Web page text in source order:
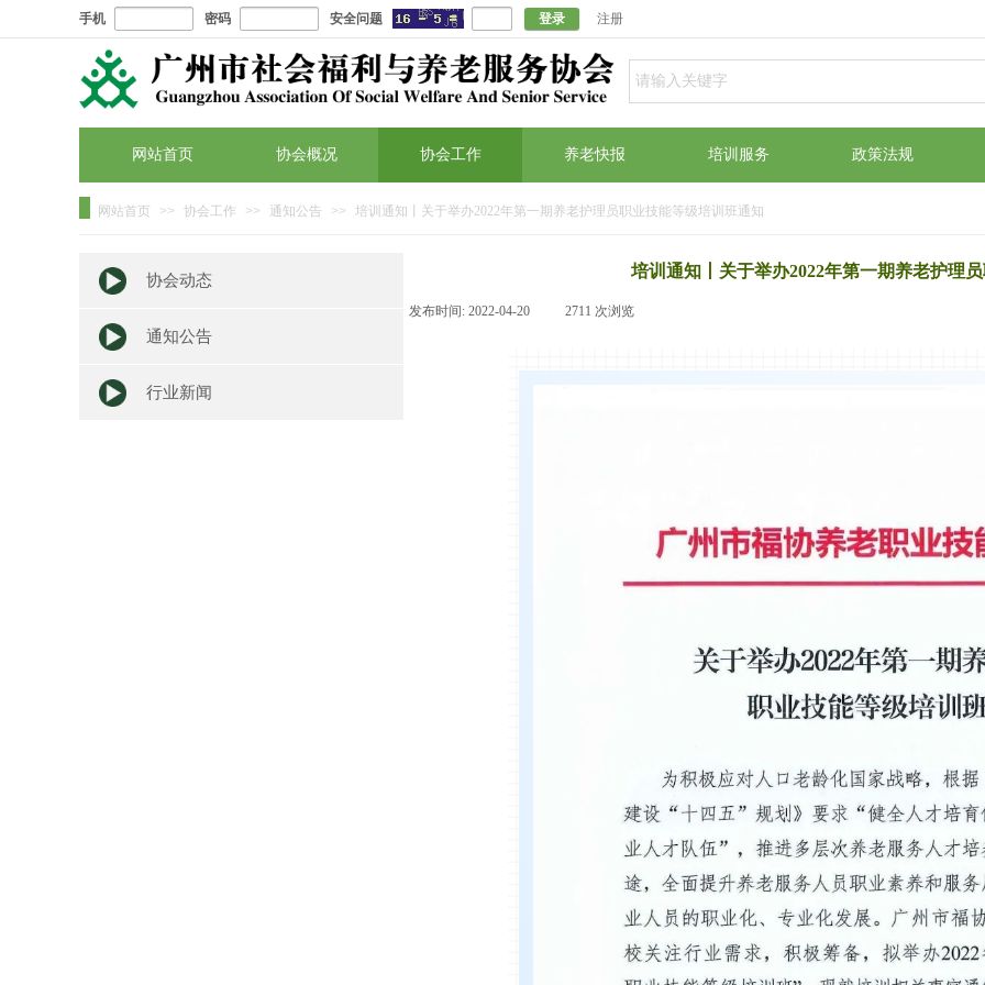
手机 密码 安全问题 登录 注册
网站首页 协会概况 协会工作 养老快报 培训服务 政策法规
网站首页 >> 协会工作 >> 通知公告 >> 培训通知丨关于举办2022年第一期养老护理员职业技能等级培训班通知
协会动态
通知公告
行业新闻
培训通知丨关于举办2022年第一期养老护理
发布时间: 2022-04-20 2711 次浏览